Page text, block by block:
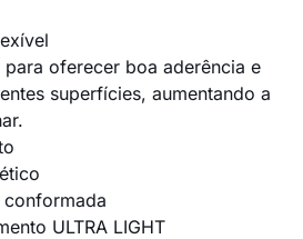
oferecer boa aderência e
superfícies, aumentando a
conformada
ULTRA LIGHT